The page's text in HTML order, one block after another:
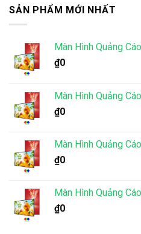
SẢN PHẨM MỚI NHẤT
Màn Hình Quảng
₫0
Màn Hình Quảng
₫0
Màn Hình Quảng
₫0
Màn Hình Quảng
₫0